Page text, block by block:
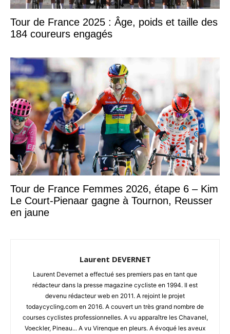
Tour de France 2025 : Âge, poids et taille des
184 coureurs engagés
Tour de France Femmes 2026, étape 6 – Kim
Le Court-Pienaar gagne à Tournon, Reusser
en jaune
Laurent DEVERNET
Laurent Devernet a effectué ses premiers pas en tant que
rédacteur dans la presse magazine cycliste en 1994. Il est
devenu rédacteur web en 2011. A rejoint le projet
todaycycling.com en 2016. A couvert un très grand nombre de
courses cyclistes professionnelles. A vu apparaître les Chavanel,
Voeckler, Pineau... A vu Virenque en pleurs. A évoqué les aveux